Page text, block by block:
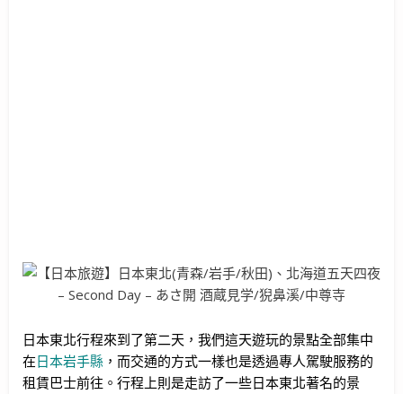
日本東北行程來到了第二天，我們這天遊玩的景點全部集中
在日本岩手縣 ，而交通的方式一樣也是透過專人駕駛服務的
租賃巴士前往。行程上則是走訪了一些日本東北著名的景